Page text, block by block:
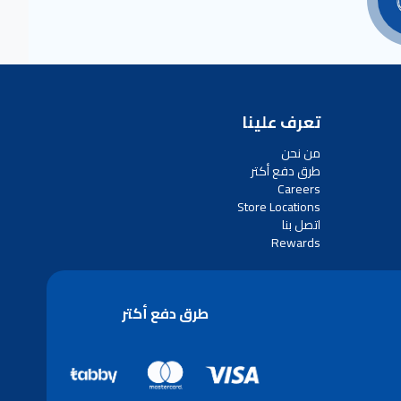
تعرف علينا
من نحن
طرق دفع أكتر
Careers
Store Locations
اتصل بنا
Rewards
طرق دفع أكتر